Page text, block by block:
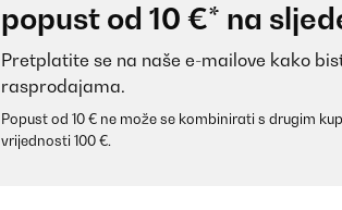
popust od 10 €* na
Pretplatite se na naše e-mailove kako
rasprodajama.
Popust od 10 € ne može se kombinirati s drugim
vrijednosti 100 €.